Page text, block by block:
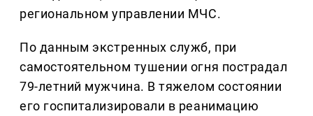
региональном управлении МЧС.
По данным экстренных служб, при
самостоятельном тушении огня пострадал
79-летний мужчина. В тяжелом состоянии
его госпитализировали в реанимацию